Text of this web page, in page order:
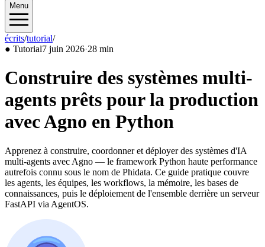
Menu
écrits/tutorial/2026/06
● Tutorial7 juin 2026·28 min
Construire des systèmes multi-
agents prêts pour la production
avec Agno en Python
Apprenez à construire, coordonner et déployer des systèmes d'IA
multi-agents avec Agno — le framework Python haute performance
autrefois connu sous le nom de Phidata. Ce guide pratique couvre
les agents, les équipes, les workflows, la mémoire, les bases de
connaissances, puis le déploiement de l'ensemble derrière un serveur
FastAPI via AgentOS.